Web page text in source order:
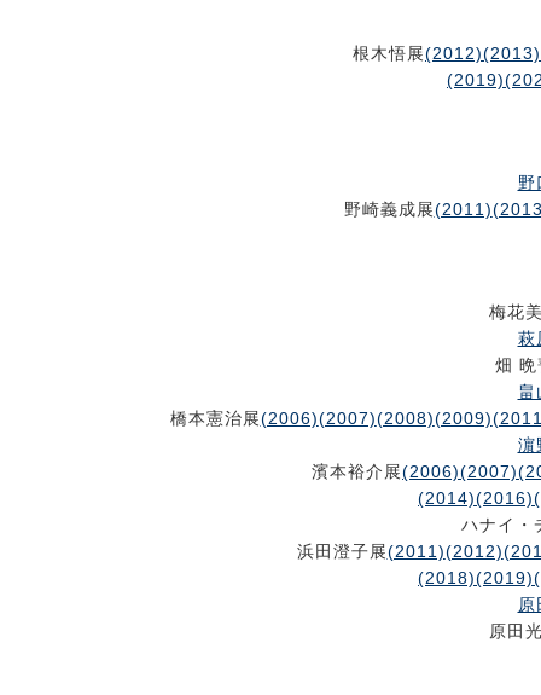
根木悟展(2012)(2013)
(2019)
野
野崎義成展(2011)
梅花
萩
畑 晩
畠
橋本憲治展(2006)(2007)(2008)(2009)
濵
濱本裕介展(2006)(2007)
(2014)(2016)
ハナイ・
浜田澄子展(2011)(2012)
(2018)(2019)
原田